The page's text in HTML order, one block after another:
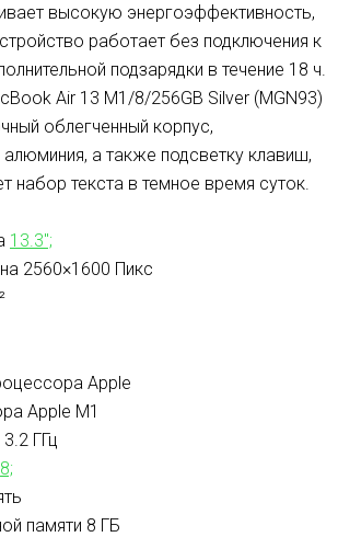
высокую энергоэффективность,
работает без подключения к
подзарядки в течение 18 ч.
Air 13 M1/8/256GB Silver (MGN93)
облегченный корпус,
алюминия, а также подсветку клавиш,
набор текста в темное время суток.
13.3″;
2560×1600 Пикс
Apple
Apple M1
3.2 ГГц
8;
памяти 8 ГБ